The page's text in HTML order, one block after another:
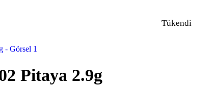
Tükendi
Pitaya 2.9g